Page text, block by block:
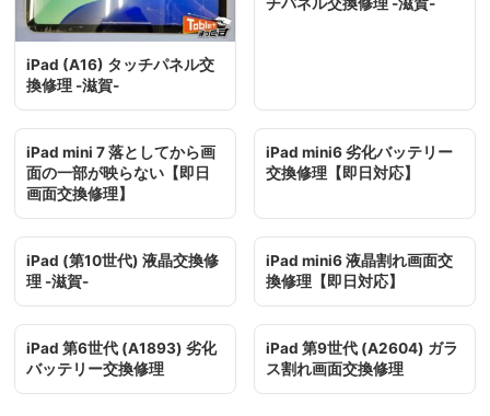
iPad (A16) タッチパネル交
換修理 -滋賀-
iPad mini 7 落としてから画
面の一部が映らない【即日
画面交換修理】
iPad mini6 劣化バッテリー
交換修理【即日対応】
iPad (第10世代) 液晶交換修
理 -滋賀-
iPad mini6 液晶割れ画面交
換修理【即日対応】
iPad 第6世代 (A1893) 劣化
バッテリー交換修理
iPad 第9世代 (A2604) ガラ
ス割れ画面交換修理